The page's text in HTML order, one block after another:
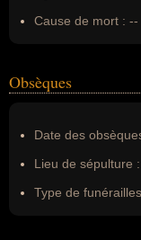
Cause de mort : --
Obsèques
Date des
Lieu de sépulture :
Type de